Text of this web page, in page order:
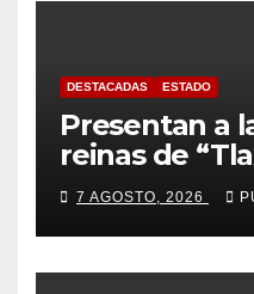
DESTACADAS ESTADO
Presentan a
reinas de
de Ferias
Tlaxcalteca”
7 AGOSTO, 2026